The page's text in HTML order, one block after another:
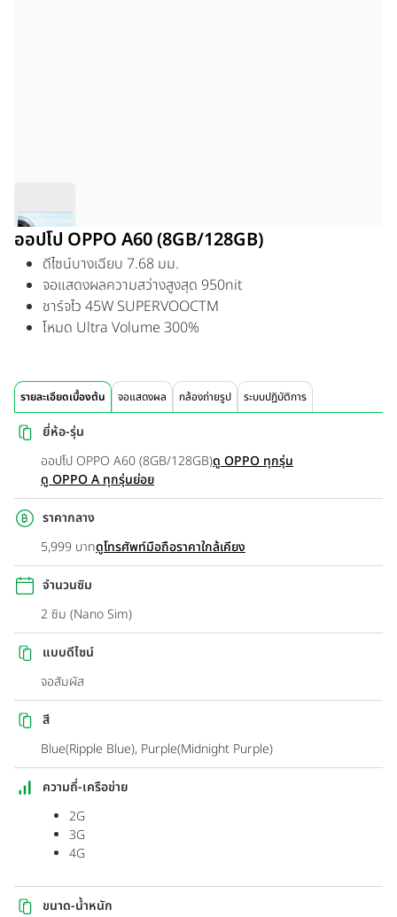
ออปโป OPPO A60 (8GB/128GB)
ดีไซน์บางเฉียบ 7.68 มม.
จอแสดงผลความสว่างสูงสุด 950nit
ชาร์จไว 45W SUPERVOOCTM
โหมด Ultra Volume 300%
รายละเอียดเบื้องต้น จอแสดงผล กล้องถ่ายรูป ระบบปฏิบัติการ
ยี่ห้อ-รุ่น
ออปโป OPPO A60 (8GB/128GB)ดู OPPO ทุกรุ่น
ดู OPPO A ทุกรุ่นย่อย
ราคากลาง
5,999 บาทดูโทรศัพท์มือถือราคาใกล้เคียง
จำนวนซิม
2 ซิม (Nano Sim)
แบบดีไซน์
จอสัมผัส
สี
Blue(Ripple Blue), Purple(Midnight Purple)
ความถี่-เครือข่าย
2G
3G
4G
ขนาด-น้ำหนัก